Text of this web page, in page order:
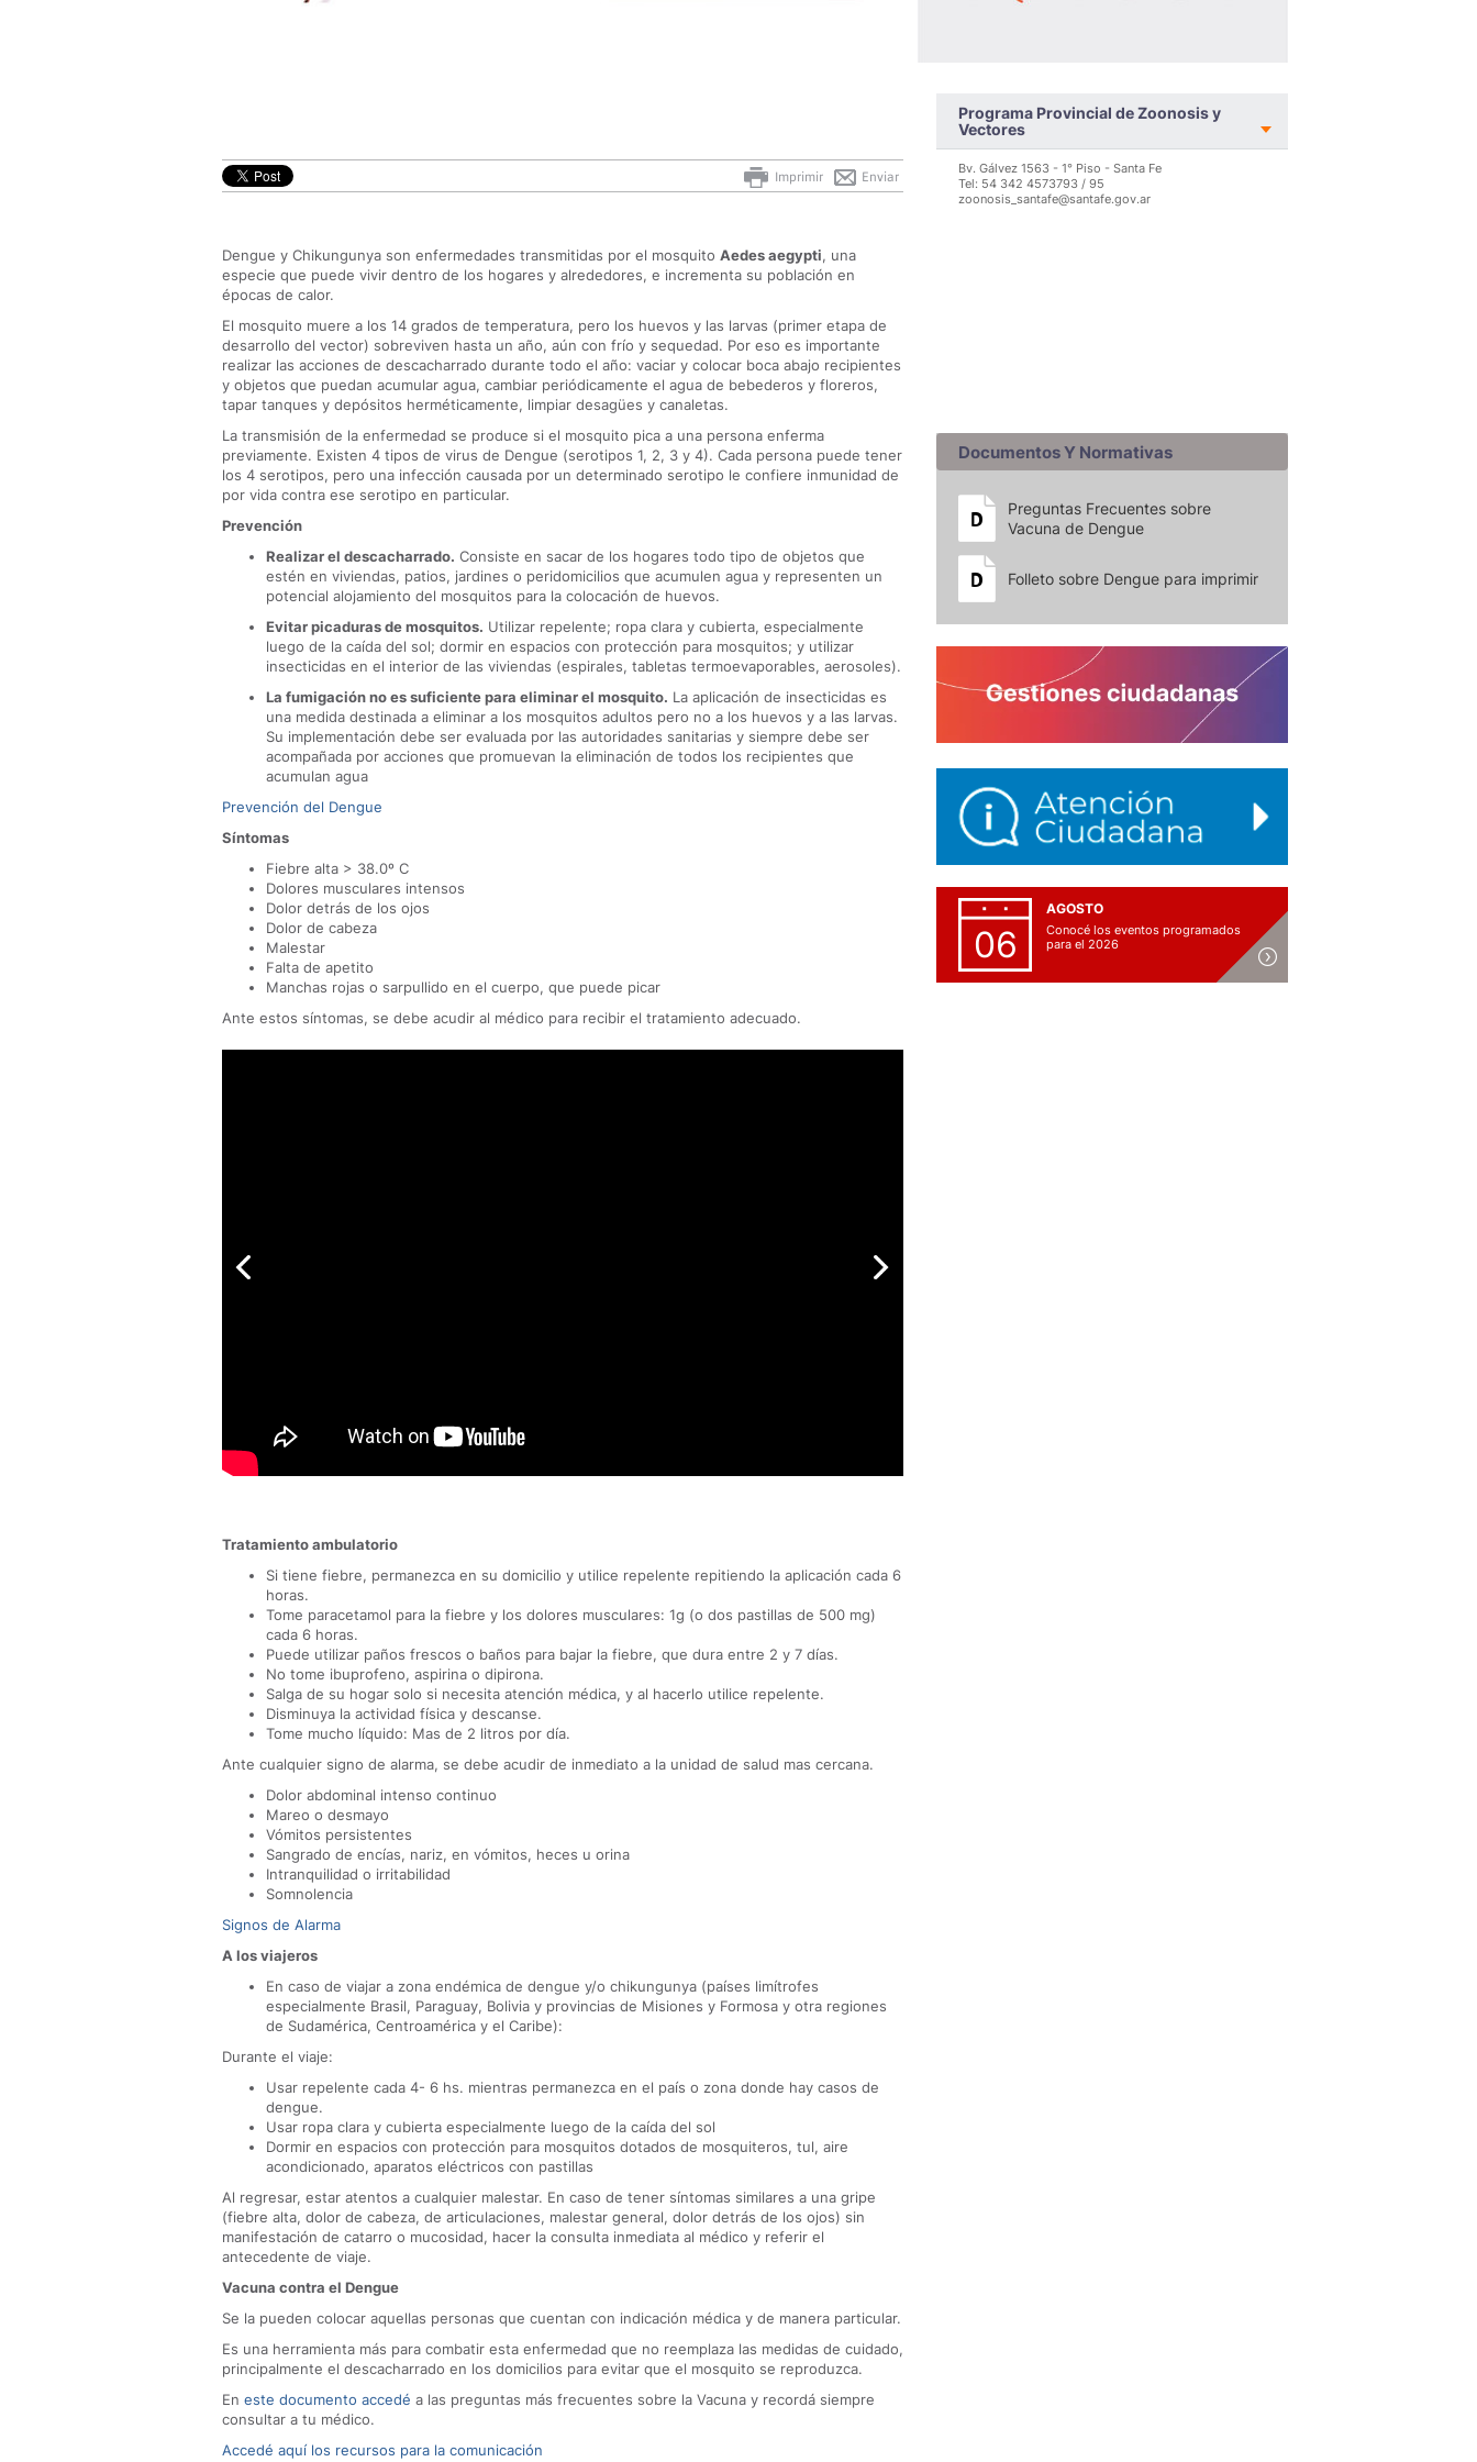
Enviar
Imprimir
Dengue y Chikungunya son enfermedades transmitidas por el mosquito Aedes aegypti, una
especie que puede vivir dentro de los hogares y alrededores, e incrementa su población en
épocas de calor.
El mosquito muere a los 14 grados de temperatura, pero los huevos y las larvas (primer etapa de
desarrollo del vector) sobreviven hasta un año, aún con frío y sequedad. Por eso es importante
realizar las acciones de descacharrado durante todo el año: vaciar y colocar boca abajo recipientes
y objetos que puedan acumular agua, cambiar periódicamente el agua de bebederos y floreros,
tapar tanques y depósitos herméticamente, limpiar desagües y canaletas.
La transmisión de la enfermedad se produce si el mosquito pica a una persona enferma
previamente. Existen 4 tipos de virus de Dengue (serotipos 1, 2, 3 y 4). Cada persona puede tener
los 4 serotipos, pero una infección causada por un determinado serotipo le confiere inmunidad de
por vida contra ese serotipo en particular.
Prevención
Realizar el descacharrado. Consiste en sacar de los hogares todo tipo de objetos que
estén en viviendas, patios, jardines o peridomicilios que acumulen agua y representen un
potencial alojamiento del mosquitos para la colocación de huevos.
Evitar picaduras de mosquitos. Utilizar repelente; ropa clara y cubierta, especialmente
luego de la caída del sol; dormir en espacios con protección para mosquitos; y utilizar
insecticidas en el interior de las viviendas (espirales, tabletas termoevaporables, aerosoles).
La fumigación no es suficiente para eliminar el mosquito. La aplicación de insecticidas es
una medida destinada a eliminar a los mosquitos adultos pero no a los huevos y a las larvas.
Su implementación debe ser evaluada por las autoridades sanitarias y siempre debe ser
acompañada por acciones que promuevan la eliminación de todos los recipientes que
acumulan agua
Prevención del Dengue
Síntomas
Fiebre alta > 38.0º C
Dolores musculares intensos
Dolor detrás de los ojos
Dolor de cabeza
Malestar
Falta de apetito
Manchas rojas o sarpullido en el cuerpo, que puede picar
Ante estos síntomas, se debe acudir al médico para recibir el tratamiento adecuado.
Tratamiento ambulatorio
Si tiene fiebre, permanezca en su domicilio y utilice repelente repitiendo la aplicación cada 6
horas.
Tome paracetamol para la fiebre y los dolores musculares: 1g (o dos pastillas de 500 mg)
cada 6 horas.
Puede utilizar paños frescos o baños para bajar la fiebre, que dura entre 2 y 7 días.
No tome ibuprofeno, aspirina o dipirona.
Salga de su hogar solo si necesita atención médica, y al hacerlo utilice repelente.
Disminuya la actividad física y descanse.
Tome mucho líquido: Mas de 2 litros por día.
Ante cualquier signo de alarma, se debe acudir de inmediato a la unidad de salud mas cercana.
Dolor abdominal intenso continuo
Mareo o desmayo
Vómitos persistentes
Sangrado de encías, nariz, en vómitos, heces u orina
Intranquilidad o irritabilidad
Somnolencia
Signos de Alarma
A los viajeros
En caso de viajar a zona endémica de dengue y/o chikungunya (países limítrofes
especialmente Brasil, Paraguay, Bolivia y provincias de Misiones y Formosa y otra regiones
de Sudamérica, Centroamérica y el Caribe):
Durante el viaje:
Usar repelente cada 4- 6 hs. mientras permanezca en el país o zona donde hay casos de
dengue.
Usar ropa clara y cubierta especialmente luego de la caída del sol
Dormir en espacios con protección para mosquitos dotados de mosquiteros, tul, aire
acondicionado, aparatos eléctricos con pastillas
Al regresar, estar atentos a cualquier malestar. En caso de tener síntomas similares a una gripe
(fiebre alta, dolor de cabeza, de articulaciones, malestar general, dolor detrás de los ojos) sin
manifestación de catarro o mucosidad, hacer la consulta inmediata al médico y referir el
antecedente de viaje.
Vacuna contra el Dengue
Se la pueden colocar aquellas personas que cuentan con indicación médica y de manera particular.
Es una herramienta más para combatir esta enfermedad que no reemplaza las medidas de cuidado,
principalmente el descacharrado en los domicilios para evitar que el mosquito se reproduzca.
En este documento accedé a las preguntas más frecuentes sobre la Vacuna y recordá siempre
consultar a tu médico.
Accedé aquí los recursos para la comunicación
Programa Provincial de Zoonosis y
Vectores
Bv. Gálvez 1563 - 1° Piso - Santa Fe
Tel: 54 342 4573793 / 95
zoonosis_santafe@santafe.gov.ar
Documentos Y Normativas
Preguntas Frecuentes sobre
Vacuna de Dengue
Folleto sobre Dengue para imprimir
06
AGOSTO
Conocé los eventos programados
para el 2026